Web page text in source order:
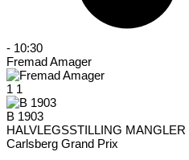
- 10:30
Fremad Amager
1 1
B 1903
HALVLEGSSTILLING MANGLER
Carlsberg Grand Prix